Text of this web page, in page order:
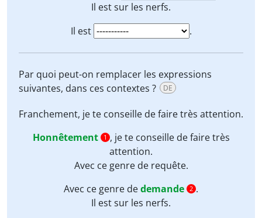
Il estsur les nerfs.
Il est
.
Par quoi peut-on remplacer les expressions
suivantes, dans ces contextes ?
DE
Franchement, je te conseille de faire très attention.
Honnêtement
1 , je te conseille de faire très
attention.
Avec ce genre de requête.
Avec ce genre dedemande 2 .
Il estsur les nerfs.